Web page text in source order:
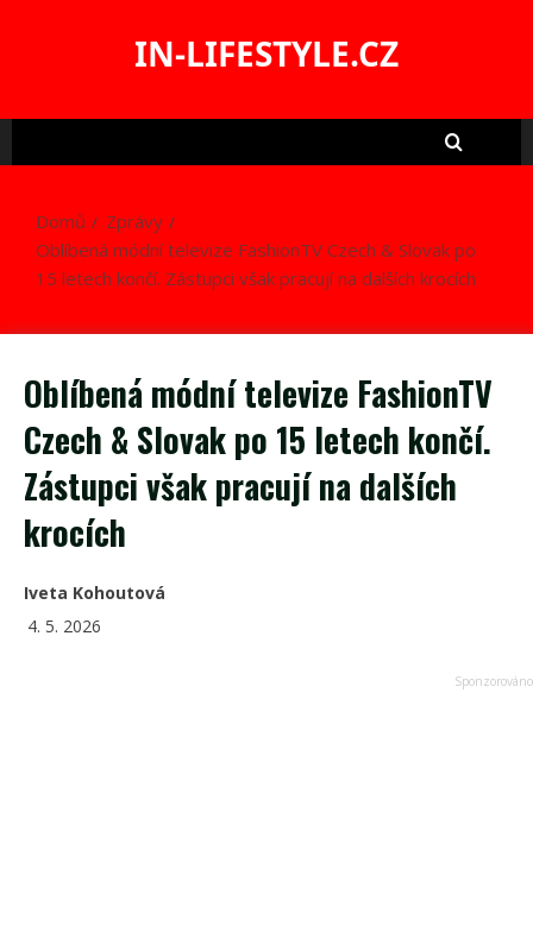
IN-LIFESTYLE.CZ
Domů
Zprávy
Oblíbená módní televize FashionTV Czech & Slovak po
15 letech končí. Zástupci však pracují na dalších krocích
Oblíbená módní televize FashionTV
Czech & Slovak po 15 letech končí.
Zástupci však pracují na dalších
krocích
Iveta Kohoutová
4. 5. 2026